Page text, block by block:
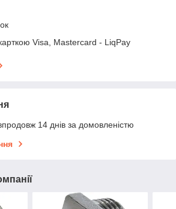
Visa, Mastercard - LiqPay
14 днів за домовленістю